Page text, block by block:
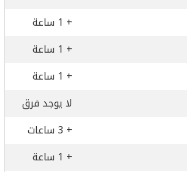
+ 1 ساعة
+ 1 ساعة
+ 1 ساعة
لا يوجد فرق
+ 3 ساعات
+ 1 ساعة